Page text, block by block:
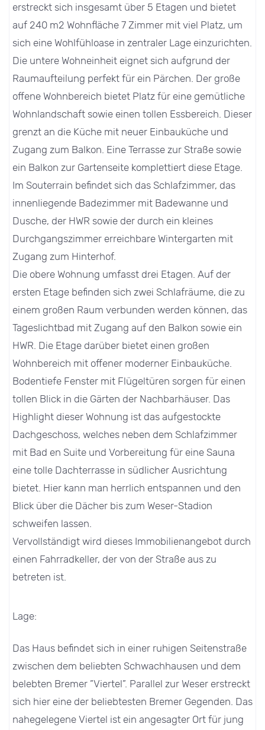
erstreckt sich insgesamt über 5 Etagen und bietet
auf 240 m2 Wohnfläche 7 Zimmer mit viel Platz, um
sich eine Wohlfühloase in zentraler Lage einzurichten.
Die untere Wohneinheit eignet sich aufgrund der
Raumaufteilung perfekt für ein Pärchen. Der große
offene Wohnbereich bietet Platz für eine gemütliche
Wohnlandschaft sowie einen tollen Essbereich. Dieser
grenzt an die Küche mit neuer Einbauküche und
Zugang zum Balkon. Eine Terrasse zur Straße sowie
ein Balkon zur Gartenseite komplettiert diese Etage.
Im Souterrain befindet sich das Schlafzimmer, das
innenliegende Badezimmer mit Badewanne und
Dusche, der HWR sowie der durch ein kleines
Durchgangszimmer erreichbare Wintergarten mit
Zugang zum Hinterhof.
Die obere Wohnung umfasst drei Etagen. Auf der
ersten Etage befinden sich zwei Schlafräume, die zu
einem großen Raum verbunden werden können, das
Tageslichtbad mit Zugang auf den Balkon sowie ein
HWR. Die Etage darüber bietet einen großen
Wohnbereich mit offener moderner Einbauküche.
Bodentiefe Fenster mit Flügeltüren sorgen für einen
tollen Blick in die Gärten der Nachbarhäuser. Das
Highlight dieser Wohnung ist das aufgestockte
Dachgeschoss, welches neben dem Schlafzimmer
mit Bad en Suite und Vorbereitung für eine Sauna
eine tolle Dachterrasse in südlicher Ausrichtung
bietet. Hier kann man herrlich entspannen und den
Blick über die Dächer bis zum Weser-Stadion
schweifen lassen.
Vervollständigt wird dieses Immobilienangebot durch
einen Fahrradkeller, der von der Straße aus zu
betreten ist.
Lage:
Das Haus befindet sich in einer ruhigen Seitenstraße
zwischen dem beliebten Schwachhausen und dem
belebten Bremer ”Viertel”. Parallel zur Weser erstreckt
sich hier eine der beliebtesten Bremer Gegenden. Das
nahegelegene Viertel ist ein angesagter Ort für jung